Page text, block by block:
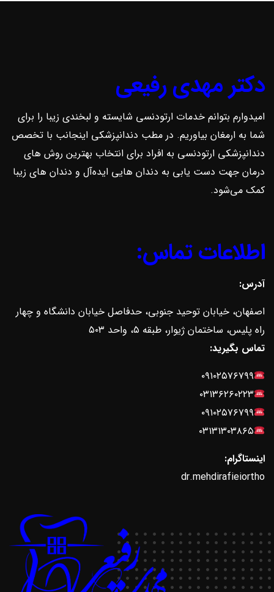
دکتر مهدی رفیعی
امیدوارم بتوانم خدمات ارتودنسی شایسته و لبخندی زیبا را برای
شما به ارمغان بیاوریم. در مطب دندانپزشکی اینجانب با تخصص
دندانپزشکی ارتودنسی به افراد برای انتخاب بهترین روش ‌های
درمان جهت دست یابی به دندان هایی ایده‌آل و دندان های زیبا
کمک می‌شود.
اطلاعات تماس:
آدرس:
اصفهان، خیابان توحید جنوبی، حدفاصل خیابان دانشگاه و چهار
راه پلیس، ساختمان ژیوار، طبقه ۵، واحد ۵۰۳
تماس بگیرید:
۰۹۱۰۲۵۷۶۷۹۹
۰۳۱۳۶۲۶۰۲۲۳
۰۹۱۰۲۵۷۶۷۹۹
۰۳۱۳۱۳۰۳۸۶۵
اینستاگرام:
dr.mehdirafieiortho